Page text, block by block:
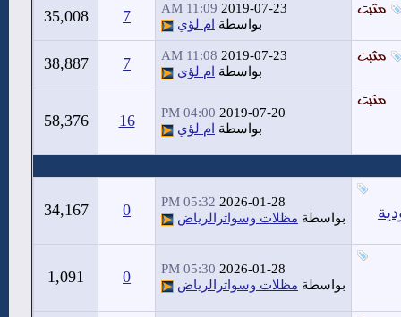
2019-07-23
11:09 AM
بواسطة ام لؤي 7
35,008
2019-07-23
11:08 AM
بواسطة ام لؤي 7
38,887
2019-07-20
04:00 PM
بواسطة ام لؤي 16
58,376
2026-01-28
05:32 PM
بواسطة مظلات وسواترالرياض 0
34,167
2026-01-28
05:30 PM
بواسطة مظلات وسواترالرياض 0
1,091